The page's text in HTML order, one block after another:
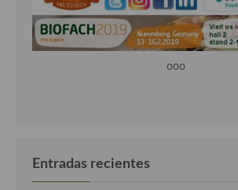
ooo
Entradas recientes